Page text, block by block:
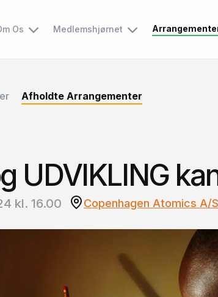
Os Medlemshjørnet
Afholdte Arrangementer
UDVIKLING
kl. 16.00 Copenhagen Atomics A/